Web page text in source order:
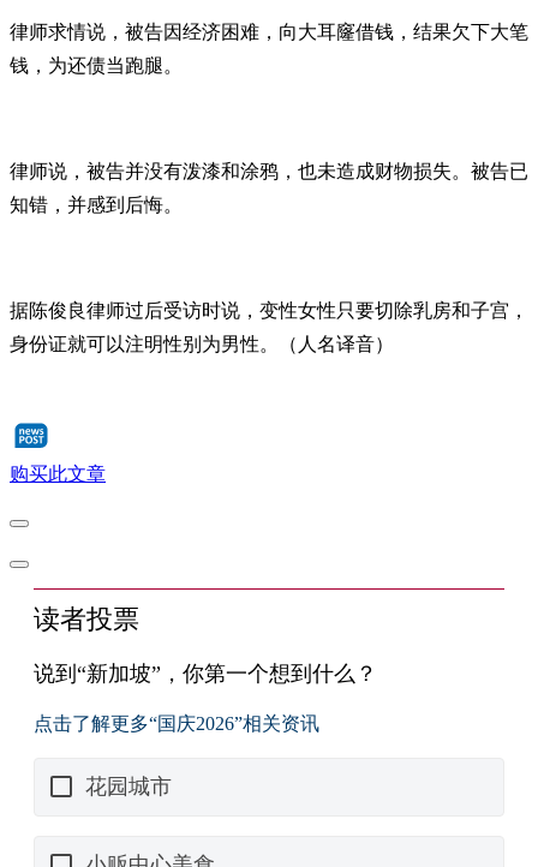
律师求情说，被告因经济困难，向大耳窿借钱，结果欠下大笔
钱，为还债当跑腿。
律师说，被告并没有泼漆和涂鸦，也未造成财物损失。被告已
知错，并感到后悔。
据陈俊良律师过后受访时说，变性女性只要切除乳房和子宫，
身份证就可以注明性别为男性。（人名译音）
购买此文章